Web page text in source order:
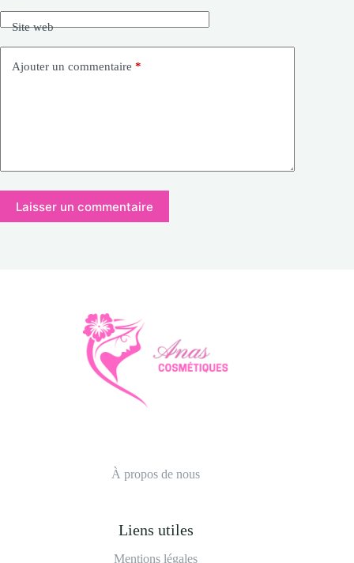
Site web
Ajouter un commentaire *
Laisser un commentaire
À propos de nous
Liens utiles
Mentions légales